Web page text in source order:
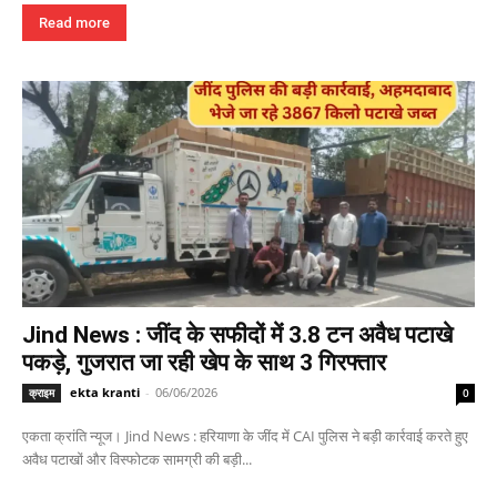
Read more
Jind News : जींद के सफीदों में 3.8 टन अवैध पटाखे
पकड़े, गुजरात जा रही खेप के साथ 3 गिरफ्तार
क्राइम ekta kranti - 06/06/2026 0
एकता क्रांति न्यूज। Jind News : हरियाणा के जींद में CAI पुलिस ने बड़ी कार्रवाई करते हुए
अवैध पटाखों और विस्फोटक सामग्री की बड़ी...